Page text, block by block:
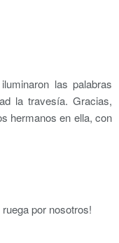
las palabras
la travesía. Gracias,
hermanos en ella, con
por nosotros!